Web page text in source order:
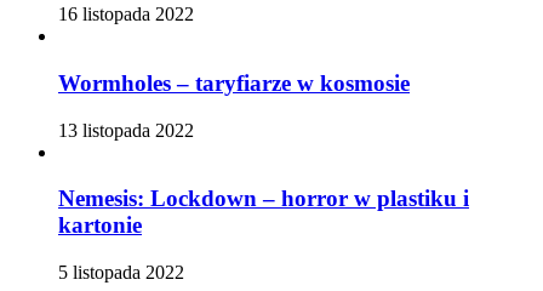
16 listopada 2022
Wormholes – taryfiarze w kosmosie
13 listopada 2022
Nemesis: Lockdown – horror w plastiku i
kartonie
5 listopada 2022